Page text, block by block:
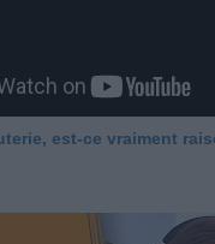
est-ce vraiment